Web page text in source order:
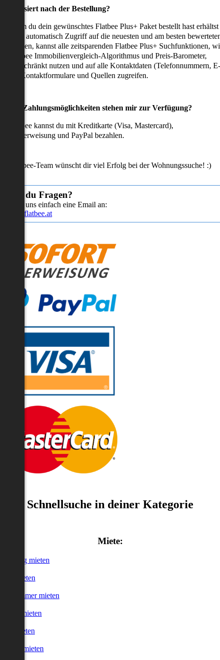
passiert nach der Bestellung?
du dein gewünschtes Flatbee Plus+ Paket bestellt hast erhältst
sofort automatisch Zugriff auf die neuesten und am besten
kannst alle zeitsparenden Flatbee Plus+ Suchfunktionen,
Flatbee Immobilienvergleich-Algorithmus und Preis-Barometer,
nutzen und auf alle Kontaktdaten (Telefonnummern, E-
Kontaktformulare und Quellen zugreifen.
Zahlungsmöglichkeiten stehen mir zur Verfügung?
Flatbee kannst du mit Kreditkarte (Visa, Mastercard),
und PayPal bezahlen.
Flatbee-Team wünscht dir viel Erfolg bei der Wohnungssuche! :)
Hast du Fragen?
Sende uns einfach eine Email an:
info@flatbee.at
Schnellsuche in deiner Kategorie
Miete:
mieten
mieten
Zimmer mieten
mieten
mieten